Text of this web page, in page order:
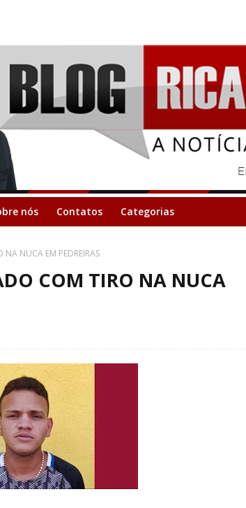
nós Contatos Categorias
NA NUCA EM PEDREIRAS
COM TIRO NA NUCA